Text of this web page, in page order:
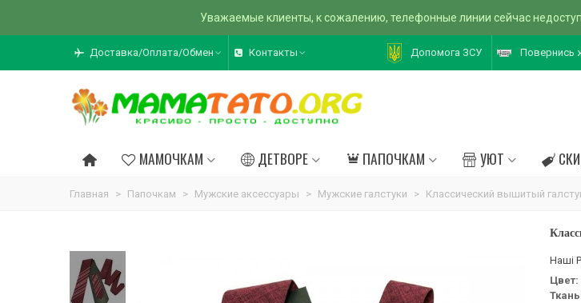
Уважаемые клиенты, к сожалению, телефонные линии сейчас
Доставка/Оплата/Обмен Контакты Допомога ЗСУ Повернись
МАМОЧКАМ ДЕТВОРЕ ПАПОЧКАМ УЮТ
Главная > Папочкам > Мужские аксессуары > Мужские галстуки > Классический вышитый
Наші
Цвет: